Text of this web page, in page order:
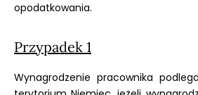
opodatkowania.
Przypadek 1
Wynagrodzenie pracownika